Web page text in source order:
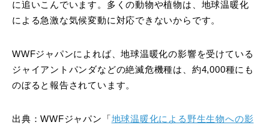
に追いこんでいます。多くの動物や植物は、地球温暖化
による急激な気候変動に対応できないからです。
WWFジャパンによれば、地球温暖化の影響を受けている
ジャイアントパンダなどの絶滅危機種は、約4,000種にも
のぼると報告されています。
出典：WWFジャパン「 地球温暖化による野生生物への影